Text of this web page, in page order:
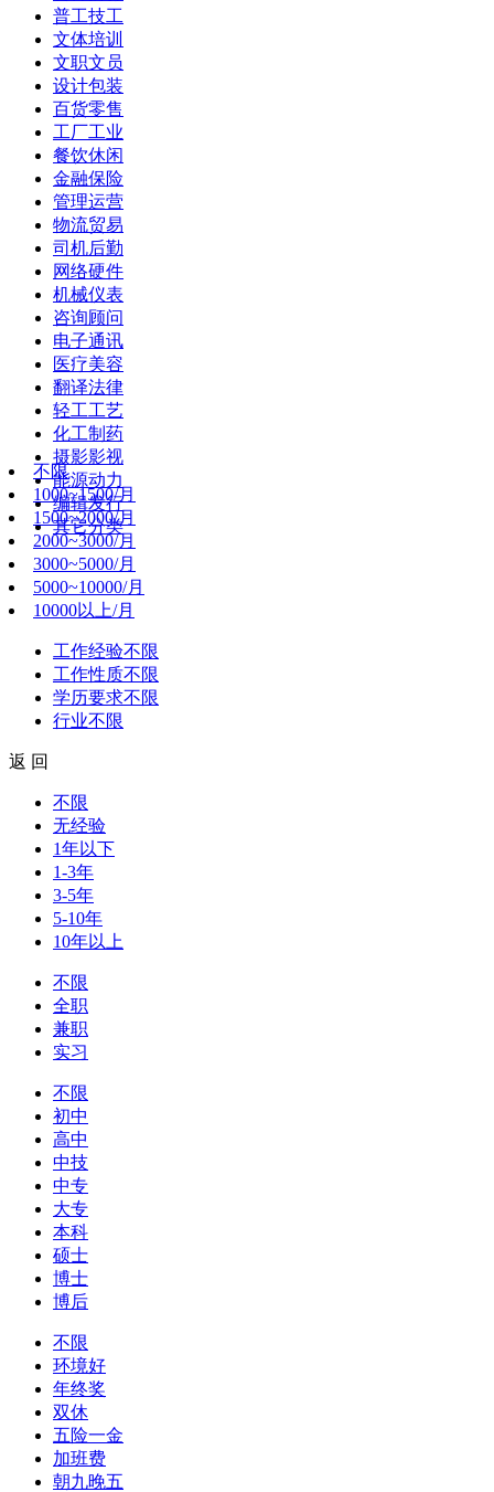
普工技工
文体培训
文职文员
设计包装
百货零售
工厂工业
餐饮休闲
金融保险
管理运营
物流贸易
司机后勤
网络硬件
机械仪表
咨询顾问
电子通讯
医疗美容
翻译法律
轻工工艺
化工制药
摄影影视
能源动力
编辑发行
其它分类
不限
1000~1500/月
1500~2000/月
2000~3000/月
3000~5000/月
5000~10000/月
10000以上/月
工作经验不限
工作性质不限
学历要求不限
行业不限
返 回
不限
无经验
1年以下
1-3年
3-5年
5-10年
10年以上
不限
全职
兼职
实习
不限
初中
高中
中技
中专
大专
本科
硕士
博士
博后
不限
环境好
年终奖
双休
五险一金
加班费
朝九晚五